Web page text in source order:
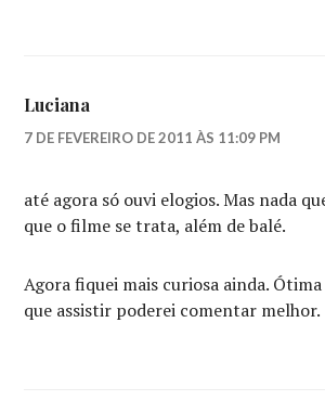
Luciana
7 DE FEVEREIRO DE 2011 ÀS 11:09 PM
até agora só ouvi elogios. Mas nada
que o filme se trata, além de balé.
Agora fiquei mais curiosa ainda.
que assistir poderei comentar melhor.